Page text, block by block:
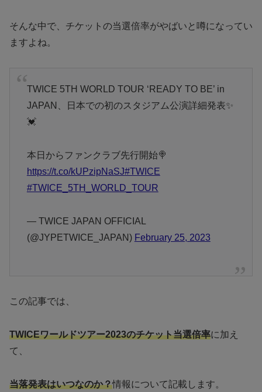
そんな中で、チケットの当選倍率がやばいと噂になってい
ますよね。
TWICE 5TH WORLD TOUR ‘READY TO BE’ in
JAPAN、日本での初のスタジアム公演詳細発表✨
💓
本日からファンクラブ先行開始🍭
https://t.co/kUPzipNaSJ#TWICE
#TWICE_5TH_WORLD_TOUR
— TWICE JAPAN OFFICIAL
(@JYPETWICE_JAPAN) February 25, 2023
この記事では、
TWICEワールドツアー2023のチケット当選倍率に加え
て、
当落発表はいつなのか？情報について記載します。